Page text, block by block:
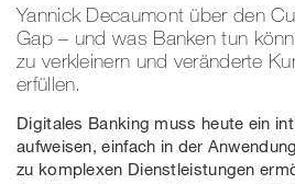
Yannick Decaumont über den
Gap – und was Banken tun
zu verkleinern und veränderte
erfüllen.
Digitales Banking muss heute ein
aufweisen, einfach in der
zu komplexen Dienstleistungen